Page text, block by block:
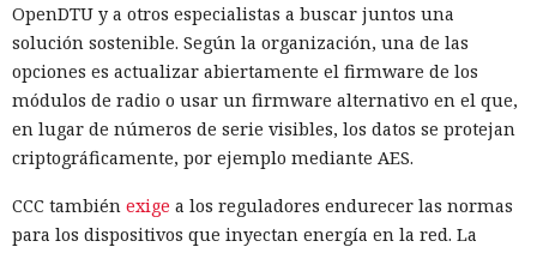
OpenDTU y a otros especialistas a buscar juntos una
solución sostenible. Según la organización, una de las
opciones es actualizar abiertamente el firmware de los
módulos de radio o usar un firmware alternativo en el que,
en lugar de números de serie visibles, los datos se protejan
criptográficamente, por ejemplo mediante AES.
CCC también exige a los reguladores endurecer las normas
para los dispositivos que inyectan energía en la red. La